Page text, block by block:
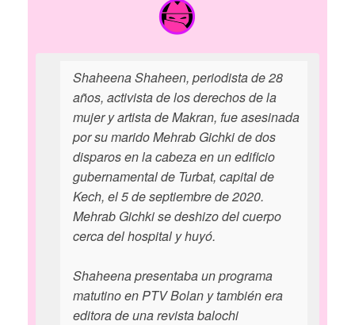
Shaheena Shaheen, periodista de 28
años, activista de los derechos de la
mujer y artista de Makran, fue asesinada
por su marido Mehrab Gichki de dos
disparos en la cabeza en un edificio
gubernamental de Turbat, capital de
Kech, el 5 de septiembre de 2020.
Mehrab Gichki se deshizo del cuerpo
cerca del hospital y huyó.
Shaheena presentaba un programa
matutino en PTV Bolan y también era
editora de una revista balochi